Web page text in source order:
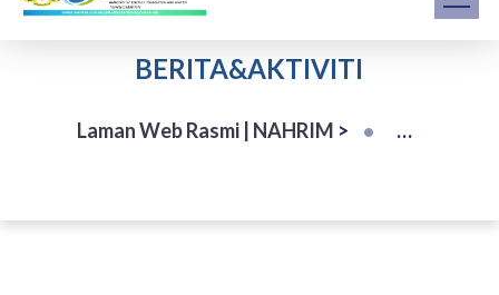
BERITA&AKTIVITI
Laman Web Rasmi | NAHRIM >